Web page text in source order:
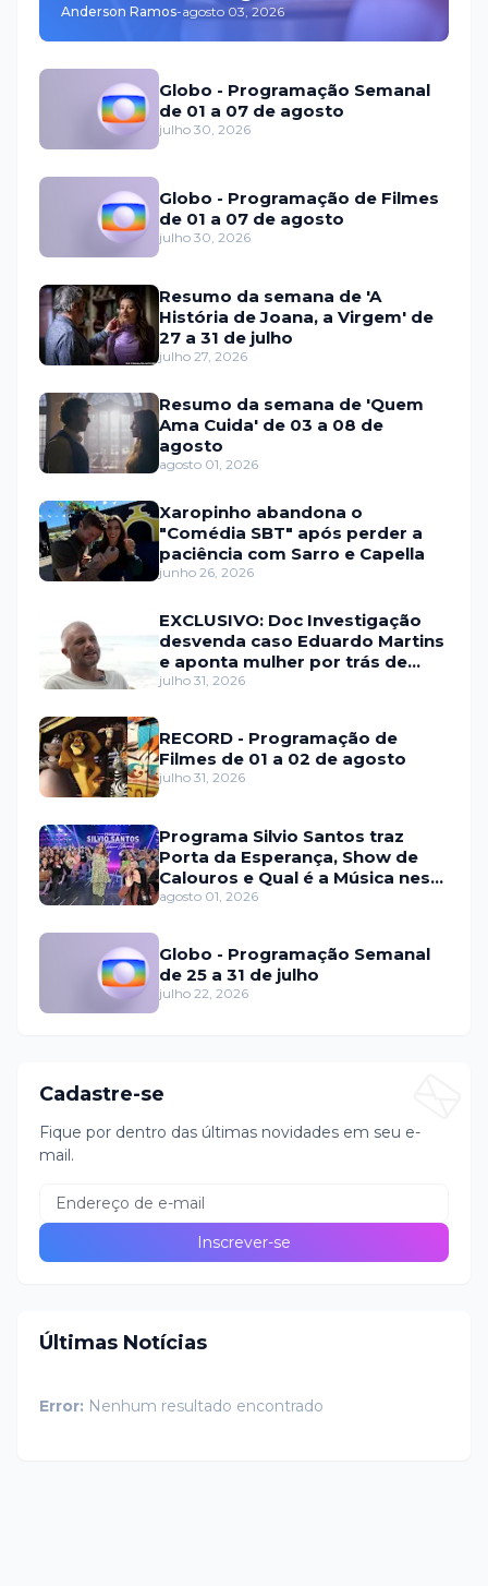
Anderson Ramos-agosto 03, 2026
Globo - Programação Semanal
de 01 a 07 de agosto
julho 30, 2026
Globo - Programação de Filmes
de 01 a 07 de agosto
julho 30, 2026
Resumo da semana de 'A
História de Joana, a Virgem' de
27 a 31 de julho
julho 27, 2026
Resumo da semana de 'Quem
Ama Cuida' de 03 a 08 de
agosto
agosto 01, 2026
Xaropinho abandona o
"Comédia SBT" após perder a
paciência com Sarro e Capella
junho 26, 2026
EXCLUSIVO: Doc Investigação
desvenda caso Eduardo Martins
e aponta mulher por trás de
fraude internacional
julho 31, 2026
RECORD - Programação de
Filmes de 01 a 02 de agosto
julho 31, 2026
Programa Silvio Santos traz
Porta da Esperança, Show de
Calouros e Qual é a Música neste
domingo (2)
agosto 01, 2026
Globo - Programação Semanal
de 25 a 31 de julho
julho 22, 2026
Cadastre-se
Fique por dentro das últimas novidades em seu e-
mail.
Últimas Notícias
Error: Nenhum resultado encontrado